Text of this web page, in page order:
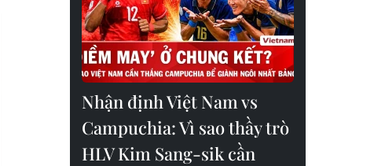
Nhận định Việt Nam vs
Campuchia: Vì sao thầy trò
HLV Kim Sang-sik cần